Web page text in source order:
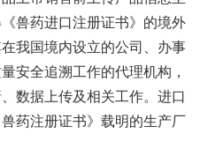
兽药进口注册证书》的境外
我国境内设立的公司、办事
安全追溯工作的代理机构，
数据上传及相关工作。进口
药注册证书》载明的生产厂